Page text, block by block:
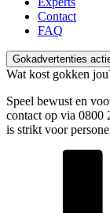
Contact
FAQ
Gokadvertenties
Wat kost gokken
Speel bewust en
contact op via 0800
is strikt voor